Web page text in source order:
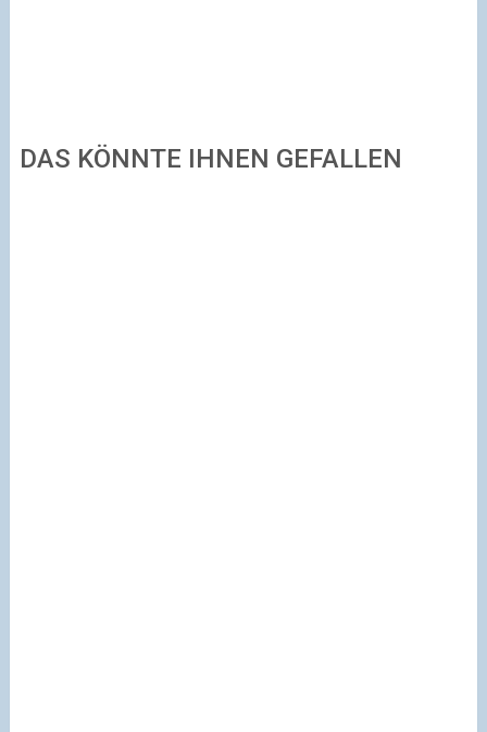
DAS KÖNNTE IHNEN GEFALLEN